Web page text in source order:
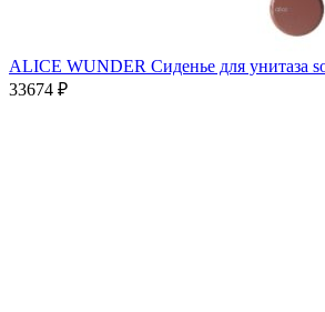
ALICE WUNDER Сиденье для унитаза
33674 ₽